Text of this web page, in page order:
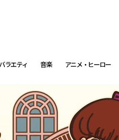
ラエティ 音楽 アニメ・ヒーロー